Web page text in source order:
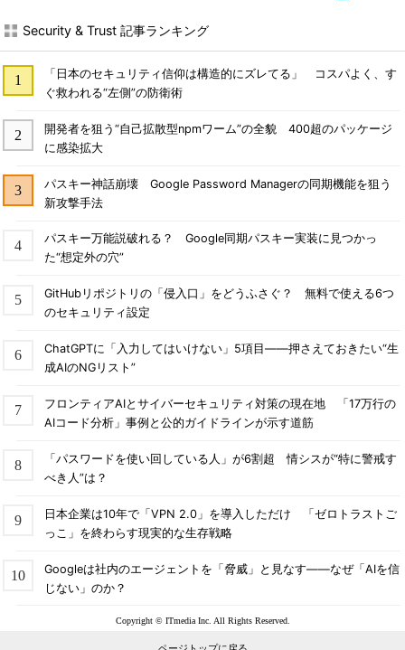
Security & Trust 記事ランキング
「日本のセキュリティ信仰は構造的にズレてる」 コスパよく、す
ぐ救われる“左側”の防衛術
開発者を狙う“自己拡散型npmワーム”の全貌 400超のパッケージ
に感染拡大
パスキー神話崩壊 Google Password Managerの同期機能を狙う
新攻撃手法
パスキー万能説破れる？ Google同期パスキー実装に見つかっ
た“想定外の穴”
GitHubリポジトリの「侵入口」をどうふさぐ？ 無料で使える6つ
のセキュリティ設定
ChatGPTに「入力してはいけない」5項目――押さえておきたい“生
成AIのNGリスト”
フロンティアAIとサイバーセキュリティ対策の現在地 「17万行の
AIコード分析」事例と公的ガイドラインが示す道筋
「パスワードを使い回している人」が6割超 情シスが“特に警戒す
べき人”は？
日本企業は10年で「VPN 2.0」を導入しただけ 「ゼロトラストご
っこ」を終わらす現実的な生存戦略
Googleは社内のエージェントを「脅威」と見なす――なぜ「AIを信
じない」のか？
Copyright © ITmedia Inc. All Rights Reserved.